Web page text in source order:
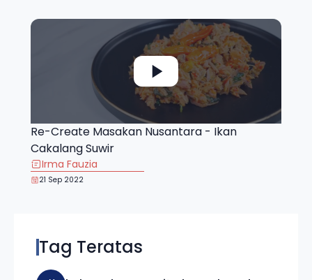
Re-Create Masakan Nusantara - Ikan
Cakalang Suwir
Irma Fauzia
21 Sep 2022
Tag Teratas